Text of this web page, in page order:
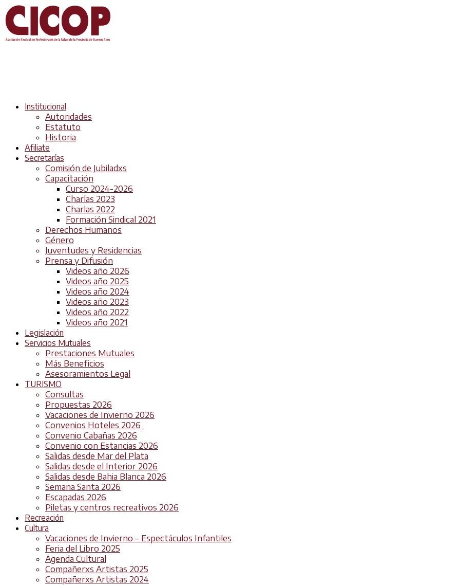
Institucional
Autoridades
Estatuto
Historia
Afiliate
Secretarías
Comisión de Jubiladxs
Capacitación
Curso 2024-2026
Charlas 2023
Charlas 2022
Formación Sindical 2021
Derechos Humanos
Género
Juventudes y Residencias
Prensa y Difusión
Videos año 2026
Videos año 2025
Videos año 2024
Videos año 2023
Videos año 2022
Videos año 2021
Legislación
Servicios Mutuales
Prestaciones Mutuales
Más Beneficios
Asesoramientos Legal
TURISMO
Consultas
Propuestas 2026
Vacaciones de Invierno 2026
Convenios Hoteles 2026
Convenio Cabañas 2026
Convenio con Estancias 2026
Salidas desde Mar del Plata
Salidas desde el Interior 2026
Salidas desde Bahia Blanca 2026
Semana Santa 2026
Escapadas 2026
Piletas y centros recreativos 2026
Recreación
Cultura
Vacaciones de Invierno – Espectáculos Infantiles
Feria del Libro 2025
Agenda Cultural
Compañerxs Artistas 2025
Compañerxs Artistas 2024